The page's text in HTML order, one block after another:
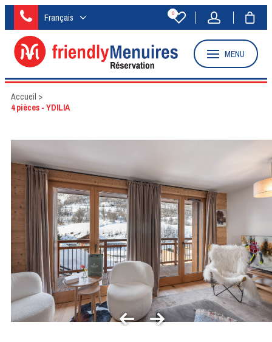
Français 0
MENU
Accueil >
4 pièces - YDILIA